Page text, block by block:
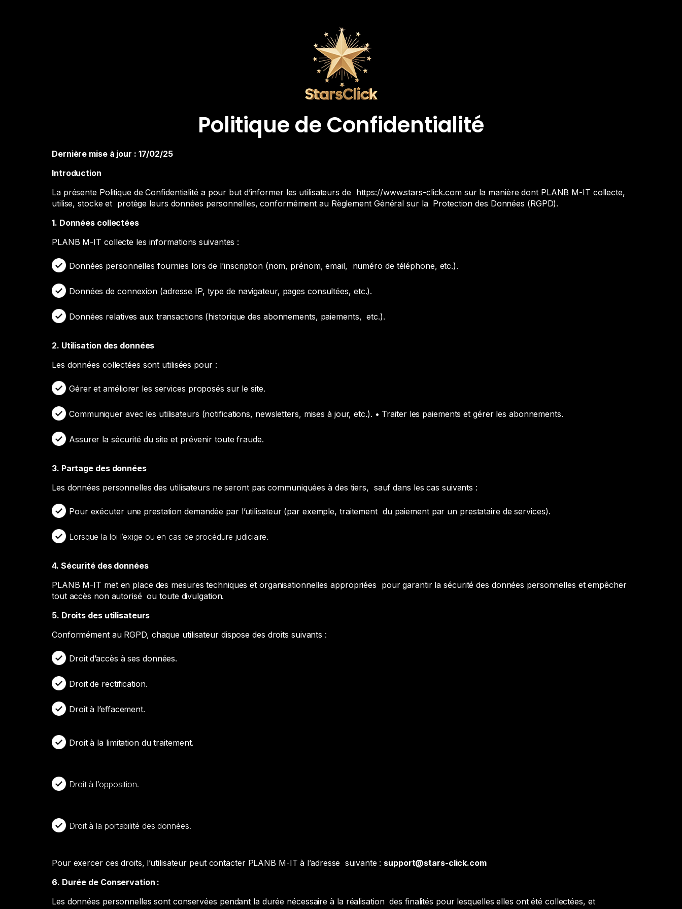
Politique de Confidentialité
Dernière mise à jour : 17/02/25
Introduction
La présente Politique de Confidentialité a pour but d’informer les utilisateurs de https://www.stars-click.com sur la manière dont PLANB M-IT collecte,
utilise, stocke et protège leurs données personnelles, conformément au Règlement Général sur la Protection des Données (RGPD).
1. Données collectées
PLANB M-IT collecte les informations suivantes :
Données personnelles fournies lors de l’inscription (nom, prénom, email, numéro de téléphone, etc.).
Données de connexion (adresse IP, type de navigateur, pages consultées, etc.).
Données relatives aux transactions (historique des abonnements, paiements, etc.).
2. Utilisation des données
Les données collectées sont utilisées pour :
Gérer et améliorer les services proposés sur le site.
Communiquer avec les utilisateurs (notifications, newsletters, mises à jour, etc.). • Traiter les paiements et gérer les abonnements.
Assurer la sécurité du site et prévenir toute fraude.
3. Partage des données
Les données personnelles des utilisateurs ne seront pas communiquées à des tiers, sauf dans les cas suivants :
Pour exécuter une prestation demandée par l’utilisateur (par exemple, traitement du paiement par un prestataire de services).
Lorsque la loi l’exige ou en cas de procédure judiciaire.
4. Sécurité des données
PLANB M-IT met en place des mesures techniques et organisationnelles appropriées pour garantir la sécurité des données personnelles et empêcher
tout accès non autorisé ou toute divulgation.
5. Droits des utilisateurs
Conformément au RGPD, chaque utilisateur dispose des droits suivants :
Droit d’accès à ses données.
Droit de rectification.
Droit à l’effacement.
Droit à la limitation du traitement.
Droit à l’opposition.
Droit à la portabilité des données.
Pour exercer ces droits, l’utilisateur peut contacter PLANB M-IT à l’adresse suivante : support@stars-click.com
6. Durée de Conservation :
Les données personnelles sont conservées pendant la durée nécessaire à la réalisation des finalités pour lesquelles elles ont été collectées, et